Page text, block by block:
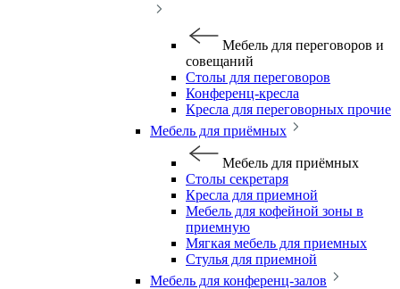
Мебель для переговоров и
совещаний
Столы для переговоров
Конференц-кресла
Кресла для переговорных прочие
Мебель для приёмных
Мебель для приёмных
Столы секретаря
Кресла для приемной
Мебель для кофейной зоны в
приемную
Мягкая мебель для приемных
Стулья для приемной
Мебель для конференц-залов